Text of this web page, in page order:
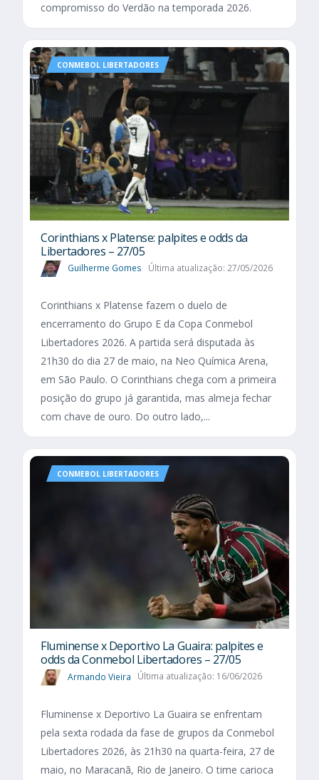
compromisso do Verdão na temporada 2026.
CONMEBOL LIBERTADORES
Corinthians x Platense: palpites e odds da
Libertadores – 27/05
Guilherme Gomes Última atualização: 27/05/2026
Corinthians x Platense fazem o duelo de
encerramento do Grupo E da Copa Conmebol
Libertadores 2026. A partida será disputada às
21h30 do dia 27 de maio, na Neo Química Arena,
em São Paulo. O Corinthians chega com a primeira
posição do grupo já garantida, mas almeja fechar
com chave de ouro. Do outro lado,...
CONMEBOL LIBERTADORES
Fluminense x Deportivo La Guaira: palpites e
odds da Conmebol Libertadores – 27/05
Armando Vieira Última atualização: 16/06/2026
Fluminense x Deportivo La Guaira se enfrentam
pela sexta rodada da fase de grupos da Conmebol
Libertadores 2026, às 21h30 na quarta-feira, 27 de
maio, no Maracanã, Rio de Janeiro. O time carioca